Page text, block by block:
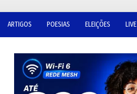
ARTIGOS POESIAS ELEIÇÕES LIVE